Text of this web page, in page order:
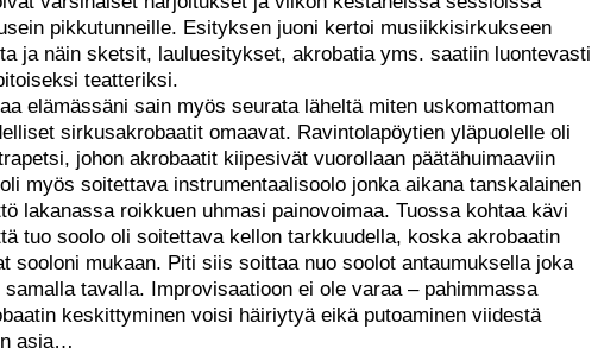
pikkutunneille. Esityksen juoni kertoi musiikkisirkukseen
ja näin sketsit, lauluesitykset, akrobatia yms. saatiin luontevasti
teatteriksi.
elämässäni sain myös seurata läheltä miten uskomattoman
sirkusakrobaatit omaavat. Ravintolapöytien yläpuolelle oli
johon akrobaatit kiipesivät vuorollaan päätähuimaaviin
myös soitettava instrumentaalisoolo jonka aikana tanskalainen
lakanassa roikkuen uhmasi painovoimaa. Tuossa kohtaa kävi
tuo soolo oli soitettava kellon tarkkuudella, koska akrobaatin
sooloni mukaan. Piti siis soittaa nuo soolot antaumuksella joka
tavalla. Improvisaatioon ei ole varaa – pahimmassa
keskittyminen voisi häiriytyä eikä putoaminen viidestä
asia…